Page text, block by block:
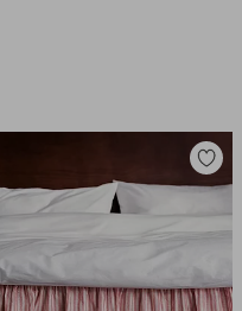
Dodaj
do